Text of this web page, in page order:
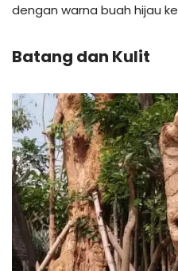
dengan warna buah hijau
Batang dan Kulit